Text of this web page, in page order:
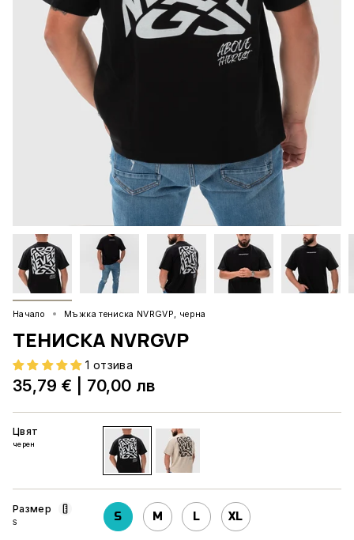
Начало Мъжка тениска NVRGVP, черна
ТЕНИСКА NVRGVP
1 отзива
35,79 € 70,00 лв
Цвят
черен
черен
Размер
S S M L XL